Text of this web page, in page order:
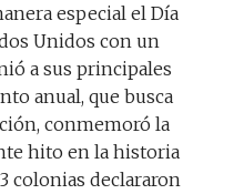
especial el Día
Unidos con un
a sus principales
anual, que busca
conmemoró la
hito en la historia
colonias declararon